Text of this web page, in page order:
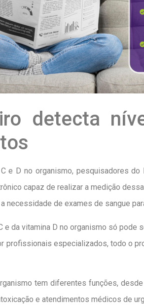
detecta
e D no organismo, pesquisadores
capaz de realizar a medição
necessidade de exames de sangue
e da vitamina D no organismo só
profissionais especializados, todo o
tem diferentes funções,
e atendimentos médicos de